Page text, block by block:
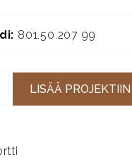
801.50.207 99
LISÄÄ PROJEKTIIN